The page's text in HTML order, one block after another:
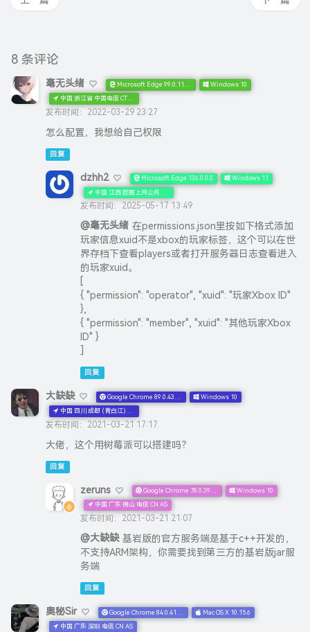
8 条评论
毫无头绪 Microsoft Edge 99.0.1150.55 Windows 10
中国 浙江省 中国电信 CTNET网络
发布时间：2022-03-29 23:27
怎么配置，我想给自己权限
回复
dzhh2 Microsoft Edge 136.0.0.0 Windows 11
中国 江西 数据上网公共出口 移动 CN AS
发布时间：2025-05-17 13:49
@毫无头绪 在permissions.json里按如下格式添加
玩家信息xuid不是xbox的玩家标签，这个可以在世
界存档下查看players或者打开服务器日志查看进入
的玩家xuid。
{ "permission": "operator", "xuid": "玩家Xbox ID"
},
{ "permission": "member", "xuid": "其他玩家Xbox
ID" }
回复
大缺缺 Google Chrome 89.0.4389.90 Windows 10
中国 四川 成都 (青白江)电信 电信 CN AS
发布时间：2021-03-21 17:17
大佬，这个用树莓派可以搭建吗？
回复
zeruns Google Chrome 78.0.3904.108 Windows 10
中国 广东 佛山 电信 CN AS
发布时间：2021-03-21 21:07
@大缺缺 基岩版的官方服务端是基于c++开发的，
不支持ARM架构，你需要找到第三方的基岩版jar服
务端
回复
奥秘Sir Google Chrome 84.0.4147.135 Mac OS X 10.15.6
中国 广东 深圳 电信 CN AS